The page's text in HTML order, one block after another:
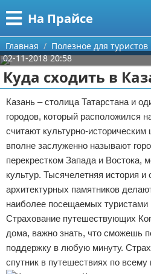
На Прайсе
Меню
Главная
Категории
Разное про покупки
Aliexpress
Сделай онлайн
Кемпинг
Круизы
Направления отдыха
Что посетить
Поиск
О проекте
Контакты
Сотрудничество
Размещение рекламы
Для правообладателей
Условия предоставления
Главная Полезное для туристов
02-11-2018 20:58
Куда сходить в
Казань – столица Татарстана и
городов, который расположился
считают культурно-
вполне заслуженно называют
перекрестком Запада и Востока,
культур. Тысячелетняя история
архитектурных памятников
наиболее посещаемых туристами
Страхование путешествующих
дома, важно знать, что сможешь
поддержку в любую минуту.
спутник в путешествиях по